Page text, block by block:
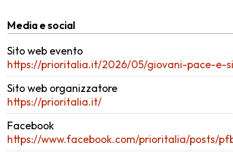
Media e social
Sito web evento
https://prioritalia.it/2026/05/giovani-pace-e-
Sito web organizzatore
https://prioritalia.it/
Facebook
https://www.facebook.com/prioritalia/posts/